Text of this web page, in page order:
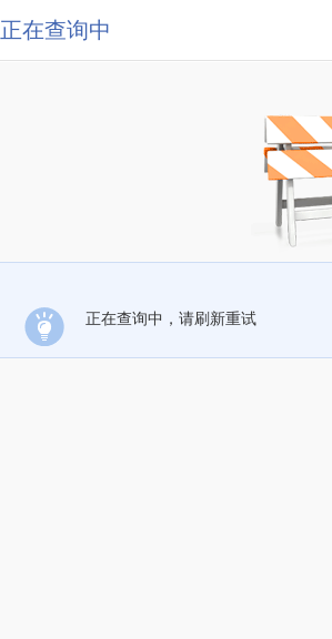
正在查询中
正在查询中，请刷新重试